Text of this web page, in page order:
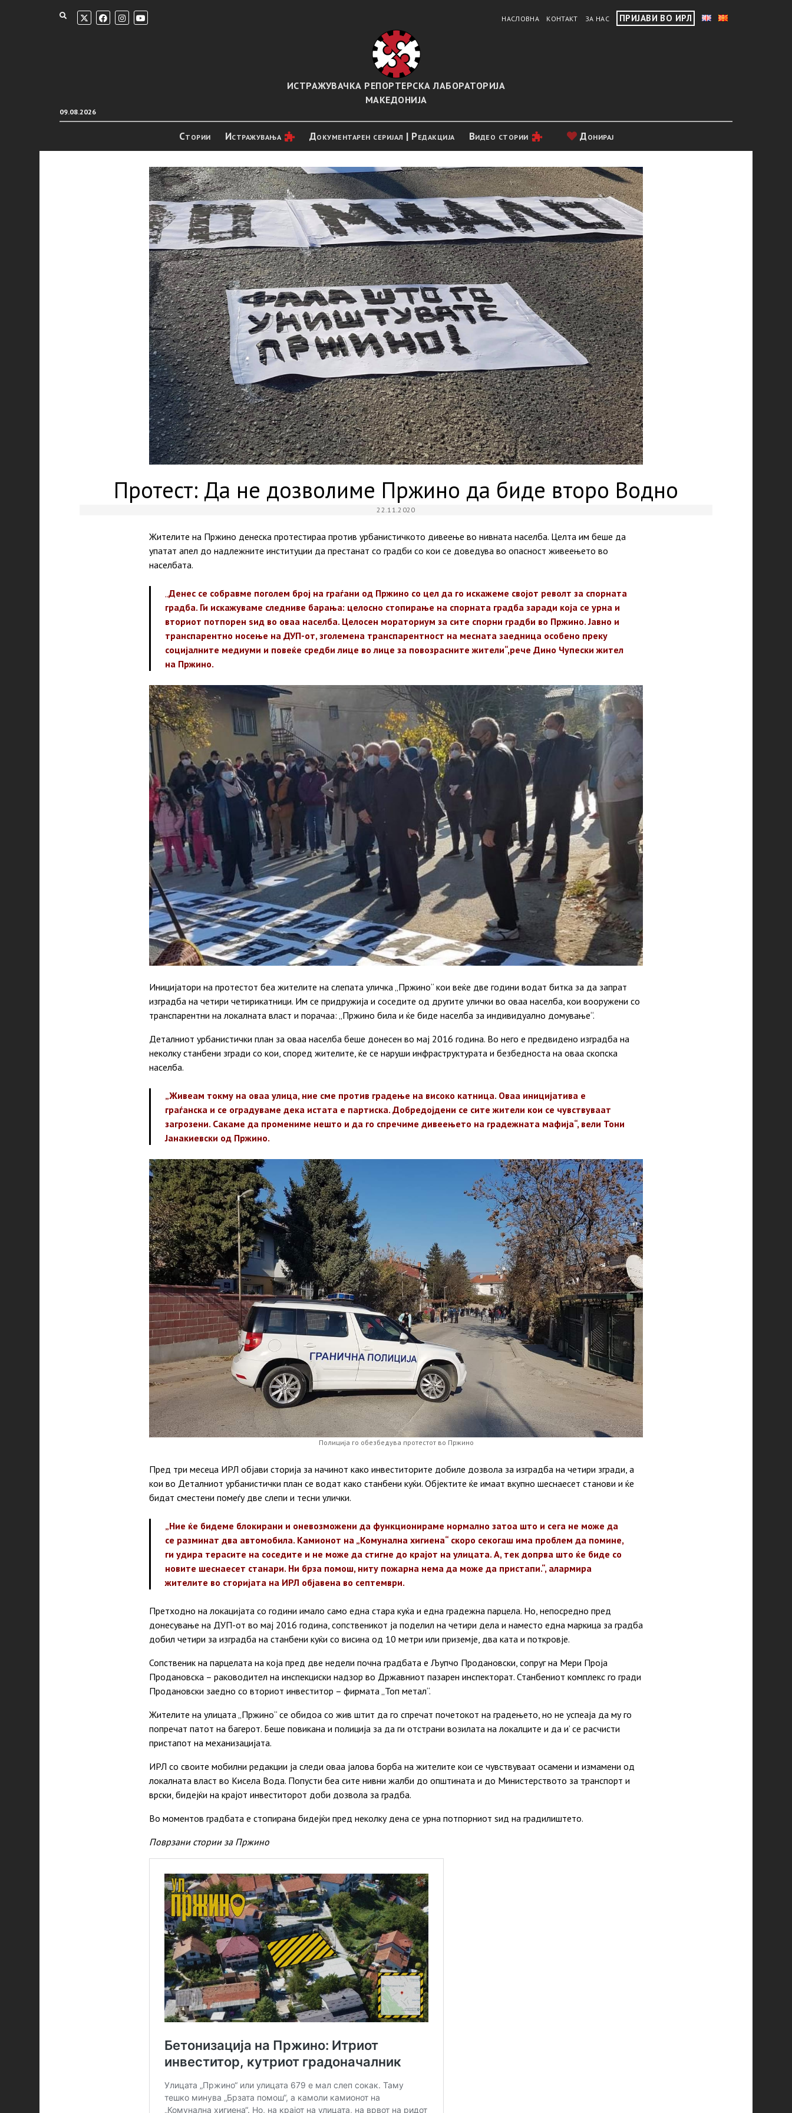
НАСЛОВНА КОНТАКТ ЗА НАС ПРИЈАВИ ВО ИРЛ
09.08.2026
ИСТРАЖУВАЧКА РЕПОРТЕРСКА ЛАБОРАТОРИЈА
МАКЕДОНИЈА
Стории Истражувањa Документарен серијал | Редакција Видео стории Донирај
Протест: Да не дозволиме Пржино да биде второ Водно
22.11.2020
Жителите на Пржино денеска протестираа против урбанистичкото дивеење во нивната населба. Целта им беше да
упатат апел до надлежните институции да престанат со градби со кои се доведува во опасност живеењето во
населбата.
„Денес се собравме поголем број на граѓани од Пржино со цел да го искажеме својот револт за спорната
градба. Ги искажуваме следниве барања: целосно стопирање на спорната градба заради која се урна и
вториот потпорен ѕид во оваа населба. Целосен мораториум за сите спорни градби во Пржино. Јавно и
транспарентно носење на ДУП-от, зголемена транспарентност на месната заедница особено преку
социјалните медиуми и повеќе средби лице во лице за повозрасните жители“,рече Дино Чупески жител
на Пржино.
Иницијатори на протестот беа жителите на слепата уличка „Пржино“ кои веќе две години водат битка за да запрат
изградба на четири четирикатници. Им се придружија и соседите од другите улички во оваа населба, кои вооружени со
транспарентни на локалната власт и порачаа: „Пржино била и ќе биде населба за индивидуално домување“.
Деталниот урбанистички план за оваа населба беше донесен во мај 2016 година. Во него е предвидено изградба на
неколку станбени згради со кои, според жителите, ќе се наруши инфраструктурата и безбедноста на оваа скопска
населба.
„Живеам токму на оваа улица, ние сме против градење на високо катница. Оваа иницијатива е
граѓанска и се оградуваме дека истата е партиска. Добредојдени се сите жители кои се чувствуваат
загрозени. Сакаме да промениме нешто и да го спречиме дивеењето на градежната мафија“, вели Тони
Јанакиевски од Пржино.
Полиција го обезбедува протестот во Пржино
Пред три месеца ИРЛ објави сторија за начинот како инвеститорите добиле дозвола за изградба на четири згради, а
кои во Деталниот урбанистички план се водат како станбени куќи. Објектите ќе имаат вкупно шеснаесет станови и ќе
бидат сместени помеѓу две слепи и тесни улички.
„Ние ќе бидеме блокирани и оневозможени да функционираме нормално затоа што и сега не може да
се разминат два автомобила. Камионот на „Комунална хигиена“ скоро секогаш има проблем да помине,
ги удира терасите на соседите и не може да стигне до крајот на улицата. А, тек допрва што ќе биде со
новите шеснаесет станари. Ни брза помош, ниту пожарна нема да може да пристапи.“, алармира
жителите во сторијата на ИРЛ објавена во септември.
Претходно на локацијата со години имало само една стара куќа и една градежна парцела. Но, непосредно пред
донесување на ДУП-от во мај 2016 година, сопственикот ја поделил на четири дела и наместо една маркица за градба
добил четири за изградба на станбени куќи со висина од 10 метри или приземје, два ката и поткровје.
Сопственик на парцелата на која пред две недели почна градбата е Љупчо Продановски, сопруг на Мери Проја
Продановска – раководител на инспекциски надзор во Државниот пазарен инспекторат. Станбениот комплекс го гради
Продановски заедно со вториот инвеститор – фирмата „Топ метал“.
Жителите на улицата „Пржино“ се обидоа со жив штит да го спречат почетокот на градењето, но не успеаја да му го
попречат патот на багерот. Беше повикана и полиција за да ги отстрани возилата на локалците и да и’ се расчисти
пристапот на механизацијата.
ИРЛ со своите мобилни редакции ја следи оваа јалова борба на жителите кои се чувствуваат осамени и измамени од
локалната власт во Кисела Вода. Попусти беа сите нивни жалби до општината и до Министерството за транспорт и
врски, бидејќи на крајот инвеститорот доби дозвола за градба.
Во моментов градбата е стопирана бидејќи пред неколку дена се урна потпорниот ѕид на градилиштето.
Поврзани стории за Пржино